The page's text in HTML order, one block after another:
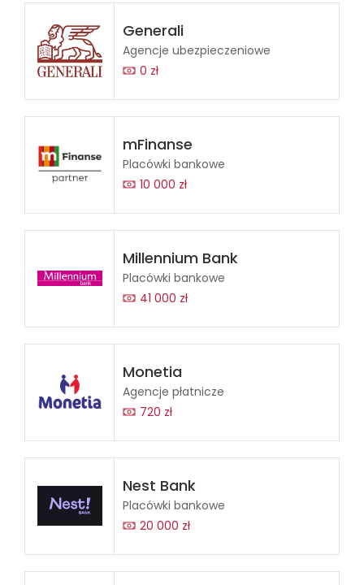
Generali
Agencje ubezpieczeniowe
0 zł
mFinanse
Placówki bankowe
10 000 zł
Millennium Bank
Placówki bankowe
41 000 zł
Monetia
Agencje płatnicze
720 zł
Nest Bank
Placówki bankowe
20 000 zł